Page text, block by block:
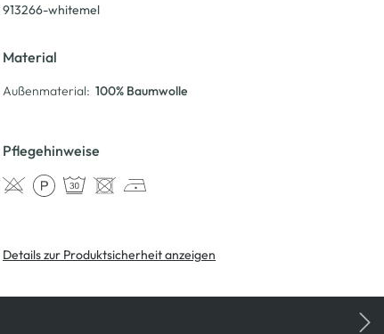
913266-whitemel
Material
Außenmaterial: 100% Baumwolle
Pflegehinweise
Details zur Produktsicherheit anzeigen